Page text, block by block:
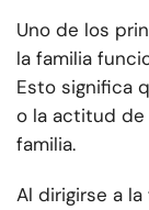
Uno de los
la familia
Esto significa
o la actitud
familia.
Al dirigirse a